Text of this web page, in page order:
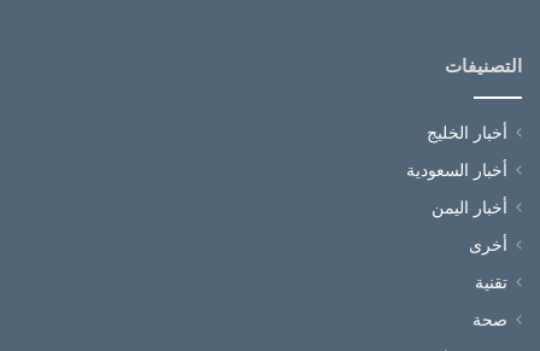
التصنيفات
أخبار الخليج
أخبار السعودية
أخبار اليمن
أخرى
تقنية
صحة